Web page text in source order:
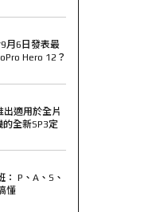
月6日發表最
Hero 12？
適用於全片
全新SP3定
： P、A、S、
懂